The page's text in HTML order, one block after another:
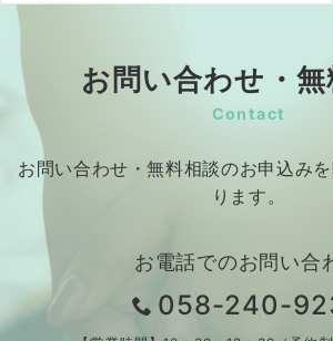
お問い合わせ・無
Contact
お問い合わせ・無料相談のお申込み
ります。
お電話でのお問い合
058-240-